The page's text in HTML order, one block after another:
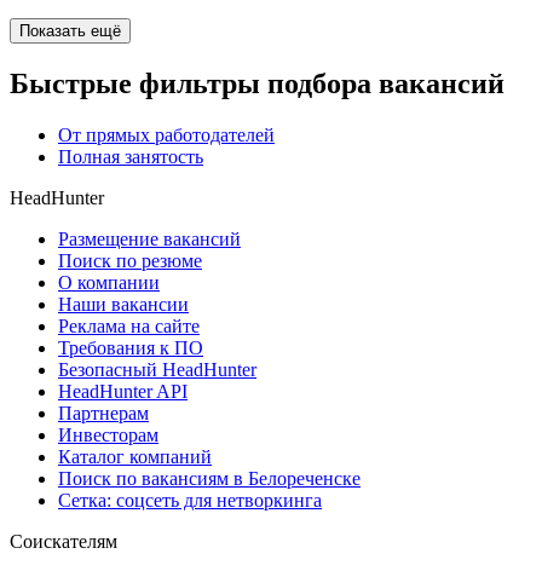
Показать ещё
Быстрые фильтры подбора вакансий
От прямых работодателей
Полная занятость
HeadHunter
Размещение вакансий
Поиск по резюме
О компании
Наши вакансии
Реклама на сайте
Требования к ПО
Безопасный HeadHunter
HeadHunter API
Партнерам
Инвесторам
Каталог компаний
Поиск по вакансиям в Белореченске
Сетка: соцсеть для нетворкинга
Соискателям